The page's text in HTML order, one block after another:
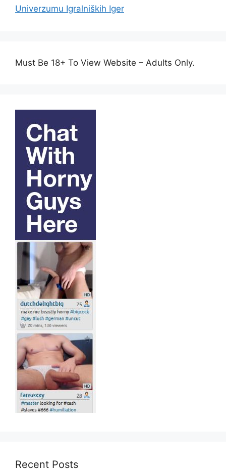
Univerzumu Igralniških Iger
Must Be 18+ To View Website – Adults Only.
Recent Posts